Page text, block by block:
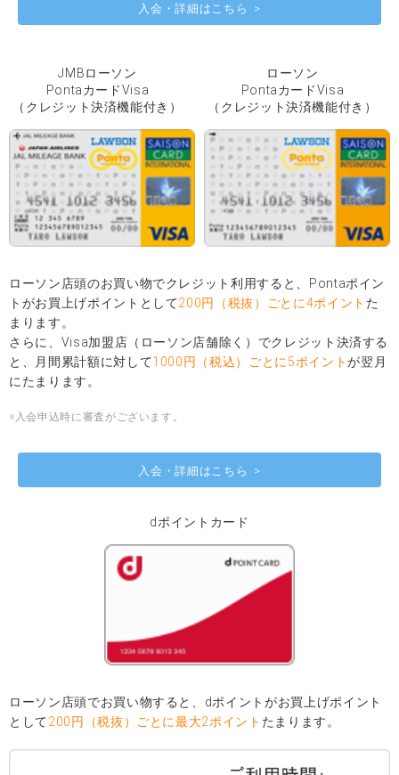
入会・詳細はこちら
JMBローソン
PontaカードVisa
（クレジット決済機能付き）
ローソン
PontaカードVisa
（クレジット決済機能付き）
ローソン店頭のお買い物でクレジット利用すると、Pontaポイン
トがお買上げポイントとして200円（税抜）ごとに4ポイント た
まります。
さらに、Visa加盟店（ローソン店舗除く）でクレジット決済する
と、月間累計額に対して1000円（税込）ごとに5ポイントが翌月
にたまります。
※入会申込時に審査がございます。
入会・詳細はこちら
dポイントカード
ローソン店頭でお買い物すると、dポイントがお買上げポイント
として200円（税抜）ごとに最大2ポイント たまります。